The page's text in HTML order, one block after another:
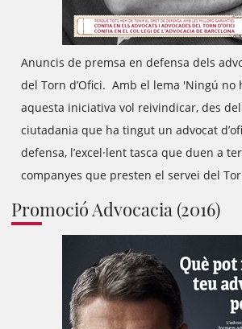
Anuncis de premsa en defensa dels
del Torn d’Ofici. Amb el lema 'Ningú no
aquesta iniciativa vol reivindicar, des
ciutadania que ha tingut un advocat
defensa, l’excel·lent tasca que duen a
companyes que presten el servei del
Promoció Advocacia (2016)